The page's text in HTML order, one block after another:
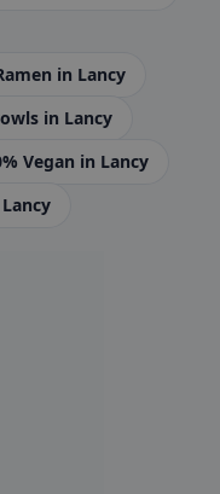
in Lancy
in Lancy
Vegan in Lancy